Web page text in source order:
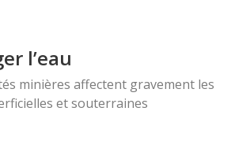
l’eau
minières affectent gravement les
et souterraines